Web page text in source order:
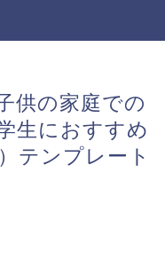
供の家庭での
生におすすめ
テンプレート